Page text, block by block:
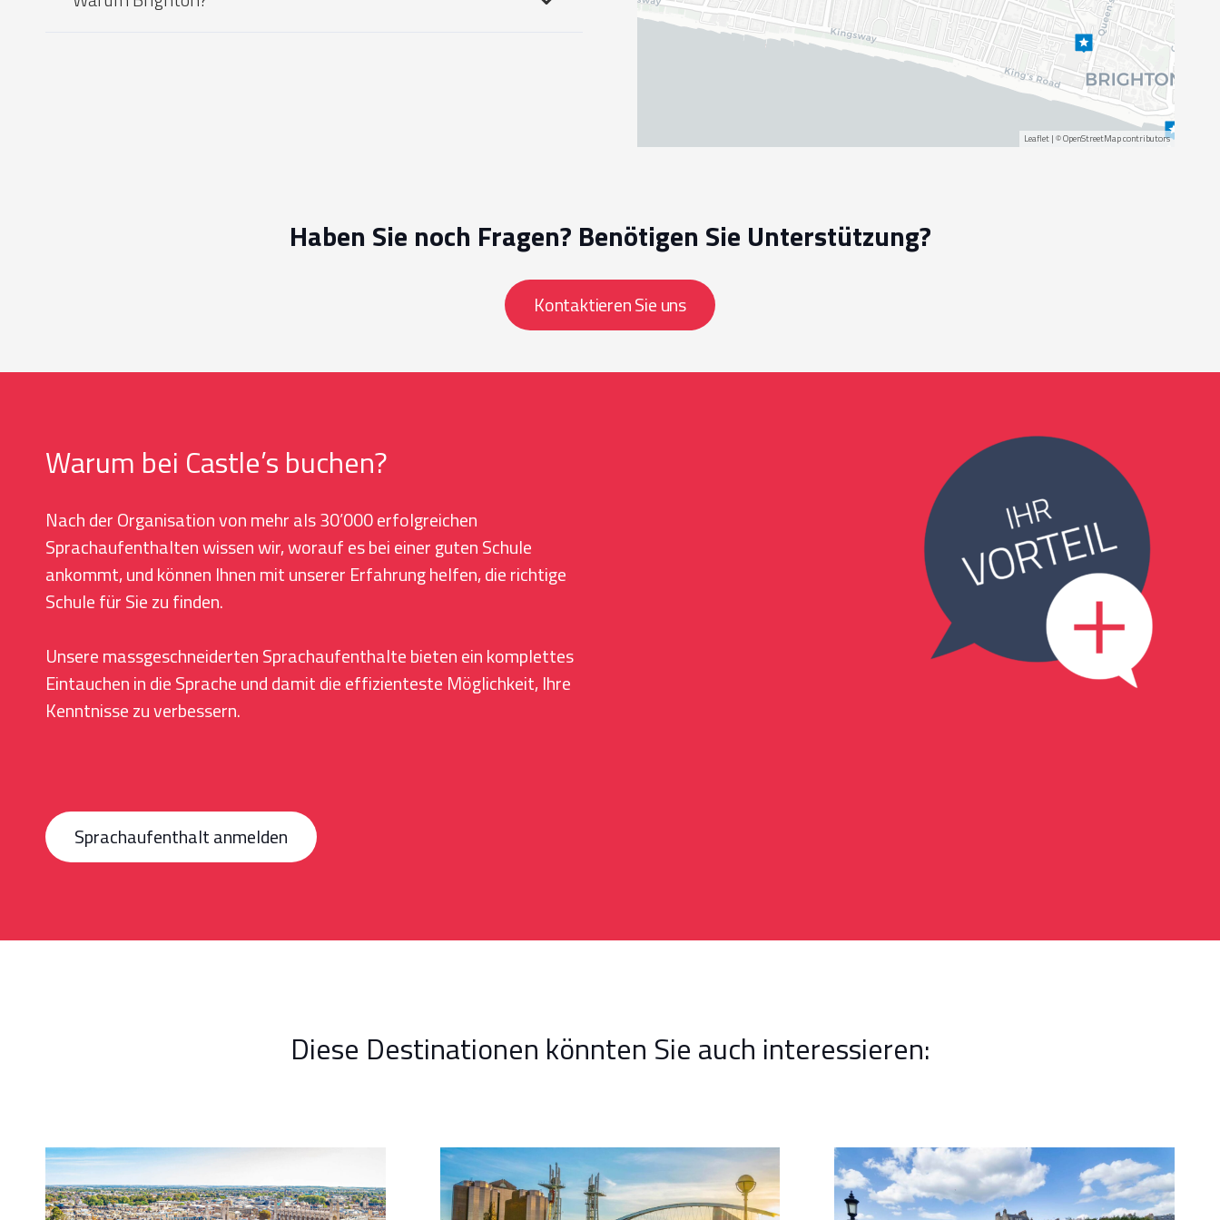
Leaflet | ©OpenStreetMapcontributors
Haben Sie noch Fragen? Benötigen Sie Unterstützung?
Kontaktieren Sie uns
Warum bei Castle’s buchen?
Nach der Organisation von mehr als 30’000 erfolgreichen
Sprachaufenthalten wissen wir, worauf es bei einer guten Schule
ankommt, und können Ihnen mit unserer Erfahrung helfen, die richtige
Schule für Sie zu finden.
Unsere massgeschneiderten Sprachaufenthalte bieten ein komplettes
Eintauchen in die Sprache und damit die effizienteste Möglichkeit, Ihre
Kenntnisse zu verbessern.
Sprachaufenthalt anmelden
Diese Destinationen könnten Sie auch interessieren: